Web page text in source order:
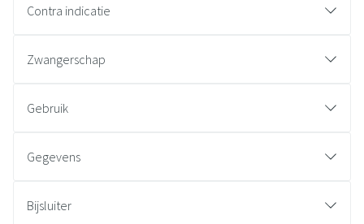
Contra indicatie
Zwangerschap
Gebruik
Gegevens
Bijsluiter